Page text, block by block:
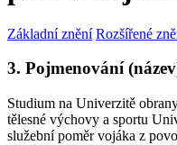
Základní znění Rozšířené
3. Pojmenování
Studium na Univerzitě
tělesné výchovy a sportu
služební poměr vojáka z